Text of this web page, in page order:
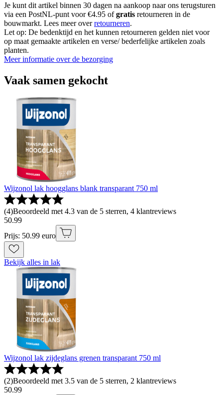
Je kunt dit artikel binnen 30 dagen na aankoop naar ons terugsturen
via een PostNL-punt voor €4.95 ofgratis retourneren in de
bouwmarkt. Lees meer overretourneren.
Let op: De bedenktijd en het kunnen retourneren gelden niet voor
op maat gemaakte artikelen en verse/ bederfelijke artikelen zoals
planten.
Meer informatie over de bezorging
Vaak samen gekocht
Wijzonol lak hoogglans blank transparant 750 ml
(4)Beoordeeld met 4.3 van de 5 sterren, 4 klantreviews
50.99
Prijs: 50.99 euro
Bekijk alles in lak
Wijzonol lak zijdeglans grenen transparant 750 ml
(2)Beoordeeld met 3.5 van de 5 sterren, 2 klantreviews
50.99